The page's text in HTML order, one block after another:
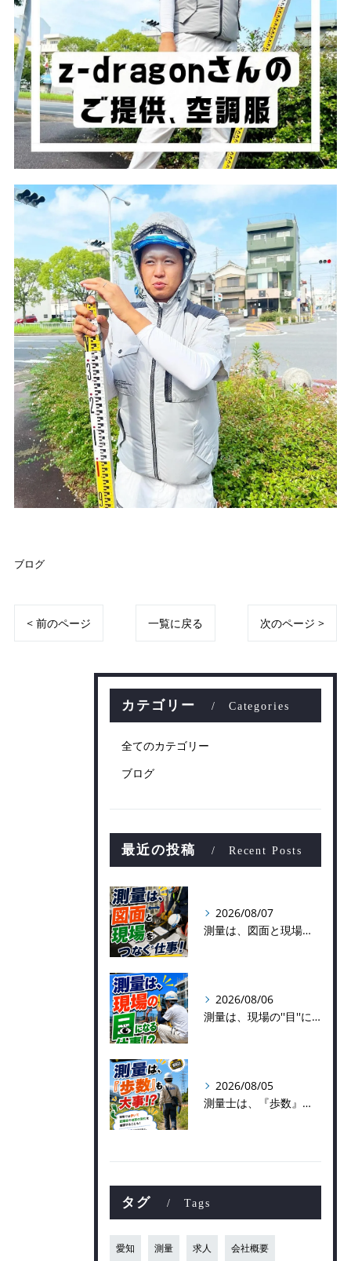
ブログ
< 前のページ 一覧に戻る 次のページ >
カテゴリー Categories
全てのカテゴリー
ブログ
最近の投稿 Recent Posts
2026/08/07
測量は、図面と現場をつなぐ仕事！
2026/08/06
測量は、現場の''目''になる仕事！？
2026/08/05
測量士は、『歩数』も大事！？
タグ Tags
愛知 測量 求人 会社概要